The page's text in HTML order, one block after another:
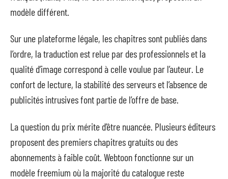
modèle différent.
Sur une plateforme légale, les chapitres sont publiés dans
l’ordre, la traduction est relue par des professionnels et la
qualité d’image correspond à celle voulue par l’auteur. Le
confort de lecture, la stabilité des serveurs et l’absence de
publicités intrusives font partie de l’offre de base.
La question du prix mérite d’être nuancée. Plusieurs éditeurs
proposent des premiers chapitres gratuits ou des
abonnements à faible coût. Webtoon fonctionne sur un
modèle freemium où la majorité du catalogue reste